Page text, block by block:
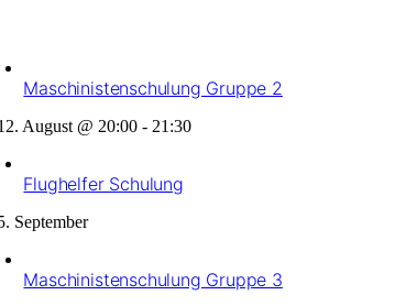
Maschinistenschulung Gruppe 2
August @ 20:00 - 21:30
Flughelfer Schulung
September
Maschinistenschulung Gruppe 3